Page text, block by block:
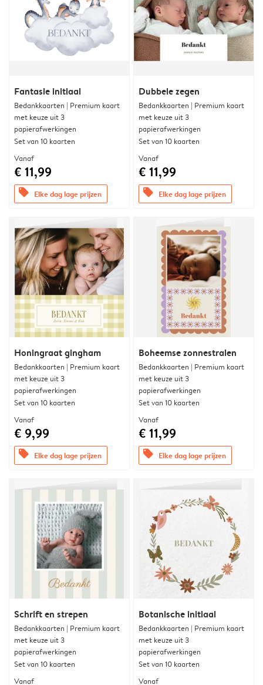
Fantasie initiaal
Bedankkaarten | Premium kaart
met keuze uit 3
papierafwerkingen
Set van 10 kaarten
Vanaf
€ 11,99
offers Elke dag lage prijzen
Dubbele zegen
Bedankkaarten | Premium kaart
met keuze uit 3
papierafwerkingen
Set van 10 kaarten
Vanaf
€ 11,99
offers Elke dag lage prijzen
Honingraat gingham
Bedankkaarten | Premium kaart
met keuze uit 3
papierafwerkingen
Set van 10 kaarten
Vanaf
€ 9,99
offers Elke dag lage prijzen
Boheemse zonnestralen
Bedankkaarten | Premium kaart
met keuze uit 3
papierafwerkingen
Set van 10 kaarten
Vanaf
€ 11,99
offers Elke dag lage prijzen
Schrift en strepen
Bedankkaarten | Premium kaart
met keuze uit 3
papierafwerkingen
Set van 10 kaarten
Vanaf
Botanische initiaal
Bedankkaarten | Premium kaart
met keuze uit 3
papierafwerkingen
Set van 10 kaarten
Vanaf